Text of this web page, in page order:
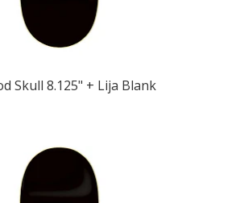
Skull 8.125" + Lija Blank